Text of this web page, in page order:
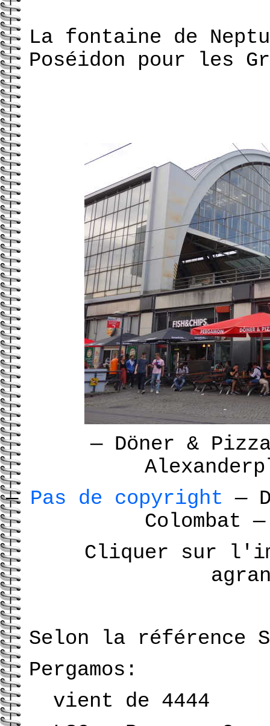
La fontaine de
Poséidon pour les
—Döner &
— Pas de copyright—
Colombat—
Cliquer sur
Selon la référence
Pergamos:
vient de 4444